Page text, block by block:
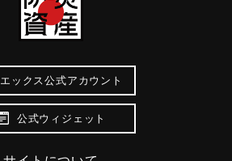
エックス公式アカウント
公式ウィジェット